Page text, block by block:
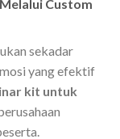
Custom
sekadar
yang efektif
kit untuk